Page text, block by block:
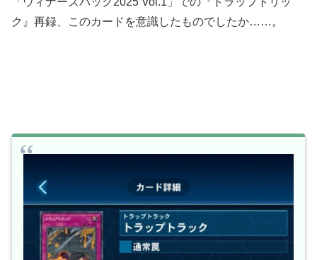
ク』再録、このカードを意識したものでしたか……。